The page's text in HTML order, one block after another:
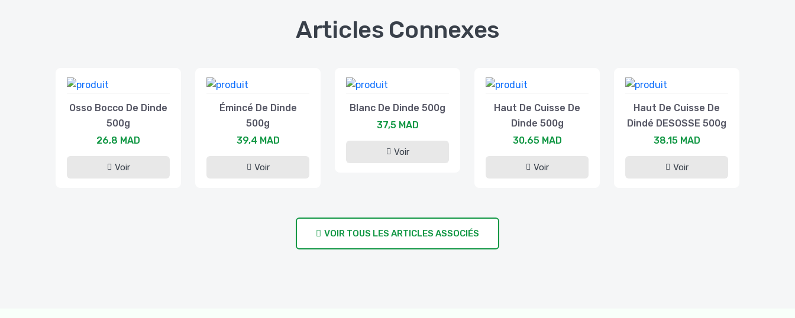
Articles Connexes
Osso Bocco De Dinde
500g
26,8 MAD
Voir
Émincé De Dinde
500g
39,4 MAD
Voir
Blanc De Dinde 500g
37,5 MAD
Voir
Haut De Cuisse De
Dinde 500g
30,65 MAD
Voir
Haut De Cuisse De
Dindé DESOSSE 500g
38,15 MAD
Voir
VOIR TOUS LES ARTICLES ASSOCIÉS